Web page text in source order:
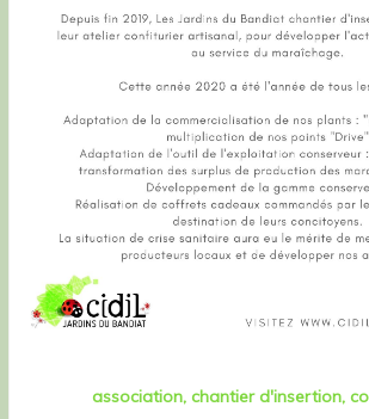
association chantier d'insertion